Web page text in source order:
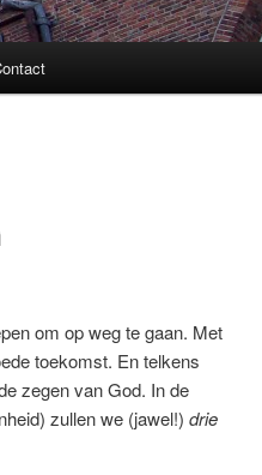
om op weg te gaan. Met
toekomst. En telkens
zegen van God. In de
zullen we (jawel!) drie